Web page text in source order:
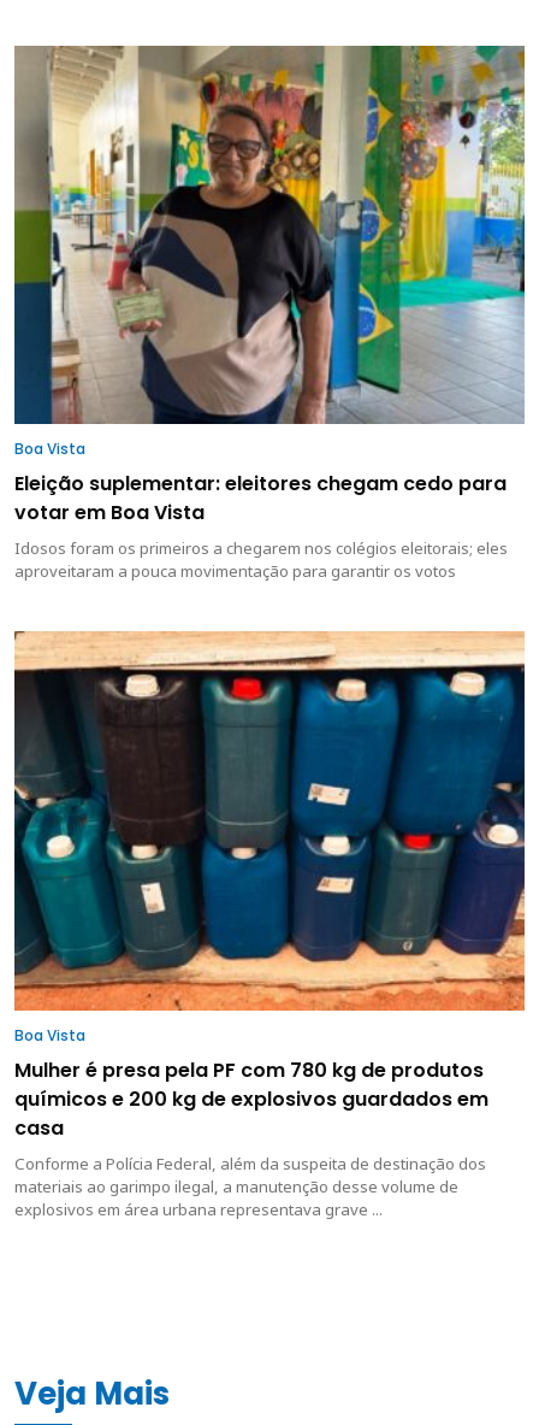
Boa Vista
Eleição suplementar: eleitores chegam cedo para
votar em Boa Vista
Idosos foram os primeiros a chegarem nos colégios eleitorais; eles
aproveitaram a pouca movimentação para garantir os votos
Boa Vista
Mulher é presa pela PF com 780 kg de produtos
químicos e 200 kg de explosivos guardados em
casa
Conforme a Polícia Federal, além da suspeita de destinação dos
materiais ao garimpo ilegal, a manutenção desse volume de
explosivos em área urbana representava grave ...
Veja Mais